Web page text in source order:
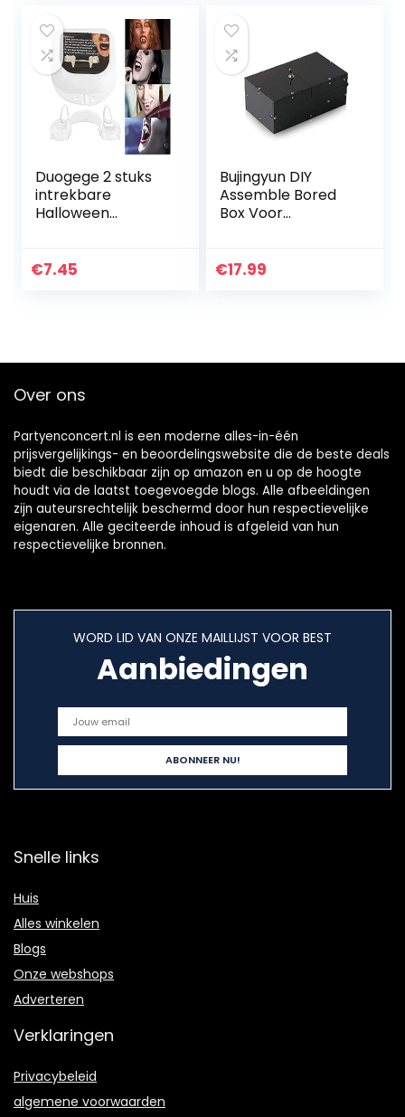
Duogege 2 stuks
intrekbare
Halloween
intrekbare bretels,
€7.45
Bujingyun DIY
Assemble Bored
Box Voor
Speelgoed Game-
€17.99
Over ons
Partyenconcert.nl is een moderne alles-in-één
prijsvergelijkings- en beoordelingswebsite die de beste deals
biedt die beschikbaar zijn op amazon en u op de hoogte
houdt via de laatst toegevoegde blogs. Alle afbeeldingen
zijn auteursrechtelijk beschermd door hun respectievelijke
eigenaren. Alle geciteerde inhoud is afgeleid van hun
respectievelijke bronnen.
WORD LID VAN ONZE MAILLIJST VOOR BEST
Aanbiedingen
Snelle links
Huis
Alles winkelen
Blogs
Onze webshops
Adverteren
Verklaringen
Privacybeleid
algemene voorwaarden